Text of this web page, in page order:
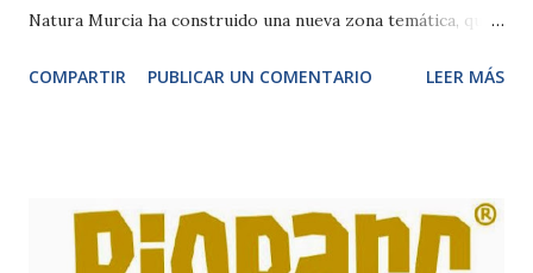
Natura Murcia ha construido una nueva zona temática, que
nueva área cuenta con una extensión de 625 metros
obras comenzaron el pasado mes de enero, y ya han
finalizado. En la zona del río Congo habitarán tres nuevas
COMPARTIR PUBLICAR UN COMENTARIO LEER MÁS